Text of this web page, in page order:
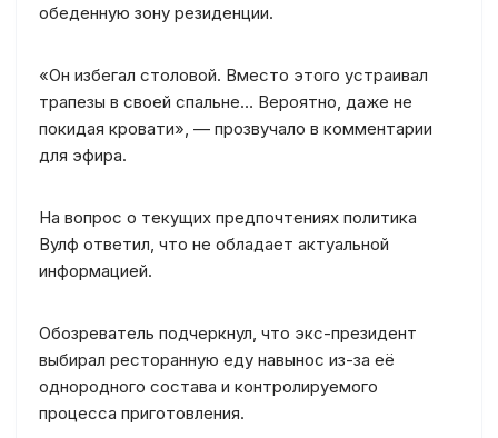
обеденную зону резиденции.
«Он избегал столовой. Вместо этого устраивал
трапезы в своей спальне… Вероятно, даже не
покидая кровати», — прозвучало в комментарии
для эфира.
На вопрос о текущих предпочтениях политика
Вулф ответил, что не обладает актуальной
информацией.
Обозреватель подчеркнул, что экс-президент
выбирал ресторанную еду навынос из-за её
однородного состава и контролируемого
процесса приготовления.